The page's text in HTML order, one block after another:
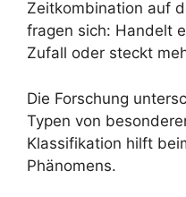
Zeitkombination auf
fragen sich: Handelt
Zufall oder steckt
Die Forschung
Typen von
Klassifikation hilft
Phänomens.